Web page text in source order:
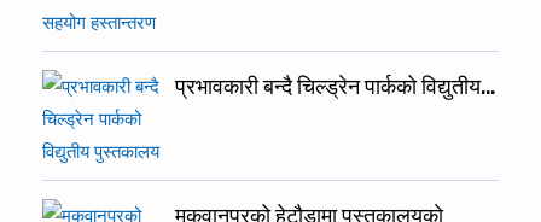
प्रभावकारी बन्दै चिल्ड्रेन पार्कको विद्युतीय…
मकवानपुरको हेटौडामा पुस्तकालयकाे